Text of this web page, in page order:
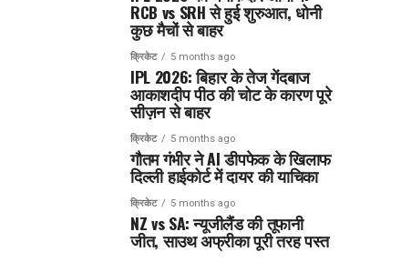
RCB vs SRH से हुई शुरुआत, धोनी
कुछ मैचों से बाहर
क्रिकेट 5 months ago
IPL 2026: बिहार के तेज गेंदबाज
आकाशदीप पीठ की चोट के कारण पूरे
सीज़न से बाहर
क्रिकेट 5 months ago
गौतम गंभीर ने AI डीपफेक के खिलाफ
दिल्ली हाईकोर्ट में दायर की याचिका
क्रिकेट 5 months ago
NZ vs SA: न्यूजीलैंड की तूफानी
जीत, साउथ अफ्रीका पूरी तरह पस्त